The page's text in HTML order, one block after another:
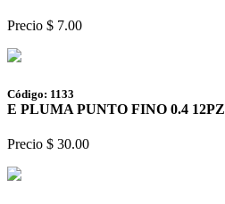
Precio $ 7.00
Código: 1133
E PLUMA PUNTO FINO 0.4 12PZ
Precio $ 30.00